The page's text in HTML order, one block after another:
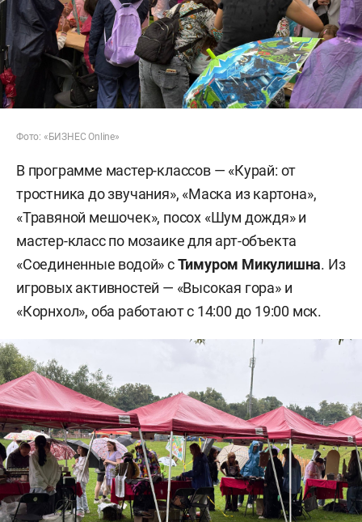
Фото: «БИЗНЕС Online»
В программе мастер-классов — «Курай: от
тростника до звучания», «Маска из картона»,
«Травяной мешочек», посох «Шум дождя» и
мастер-класс по мозаике для арт-объекта
«Соединенные водой» сТимуром Микулишна. Из
игровых активностей — «Высокая гора» и
«Корнхол», оба работают с 14:00 до 19:00 мск.